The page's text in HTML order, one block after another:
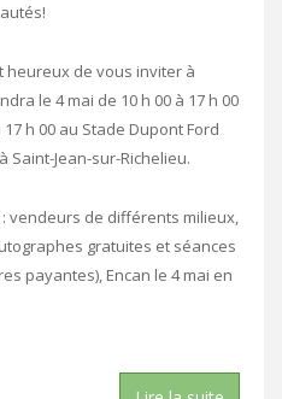
heureux de vous inviter à
le 4 mai de 10 h 00 à 17 h 00
h 00 au Stade Dupont Ford
Saint-Jean-sur-Richelieu.
vendeurs de différents milieux,
gratuites et séances
payantes), Encan le 4 mai en